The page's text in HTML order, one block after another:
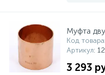
Муфта
Код товара
Артикул:
3 293